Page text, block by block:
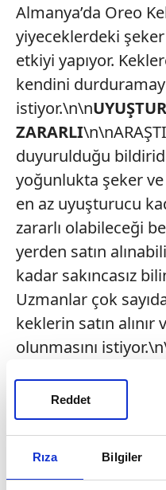
Rıza Bilgiler
Reddet
Almanya’da Oreo
yiyeceklerdeki şeker
etkiyi yapıyor.
kendini
istiyor.\n\n
ZARARLI
duyurulduğu
yoğunlukta şeker
en az uyuşturucu
zararlı olabileceği
yerden satın
kadar sakıncasız
Uzmanlar çok
keklerin satın
olunmasını